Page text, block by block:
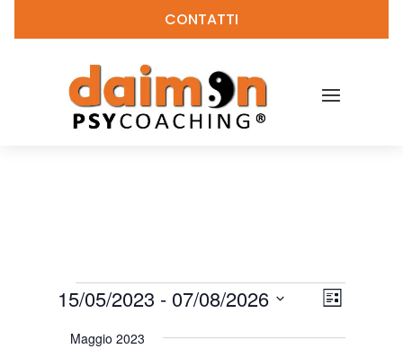
CONTATTI
Eventi Viste
Evento
Viste
Lista
15/05/2023 - 07/08/2026
Maggio 2023